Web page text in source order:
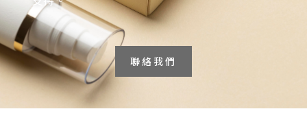
聯絡我們